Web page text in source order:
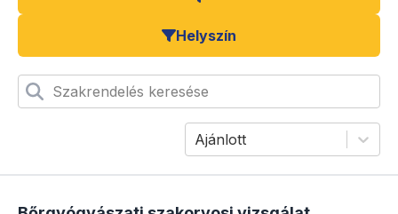
Helyszín
Szakrendelés keresése
Ajánlott